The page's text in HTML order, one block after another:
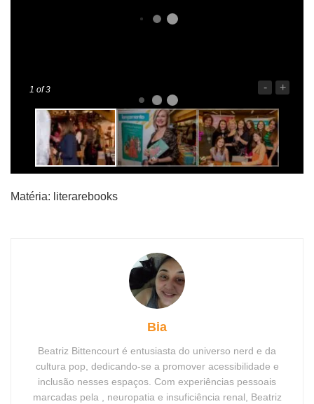
1 of 3 - +
Matéria: literarebooks
Bia
Beatriz Bittencourt é entusiasta do universo nerd e da
cultura pop, dedicando-se a promover acessibilidade e
inclusão nesses espaços. Com experiências pessoais
marcadas pela , neuropatia e insuficiência renal, Beatriz